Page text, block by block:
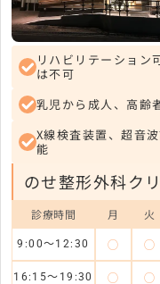
リハビリテーション
は不可
乳児から成人、高齢
X線検査装置、超音
能
のせ整形外科ク
診療時間 月 火
9:00～12:30 ◯ ◯
16:15～19:30 ◯ ◯